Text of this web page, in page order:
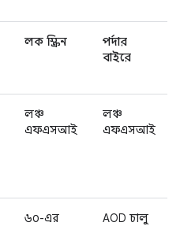
লক স্ক্রিন
পর্দার
বাইরে
লঞ্চ
এফএসআই
লঞ্চ
এফএসআই
৬০-এর
AOD চালু